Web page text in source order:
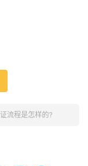
流程是怎样的?